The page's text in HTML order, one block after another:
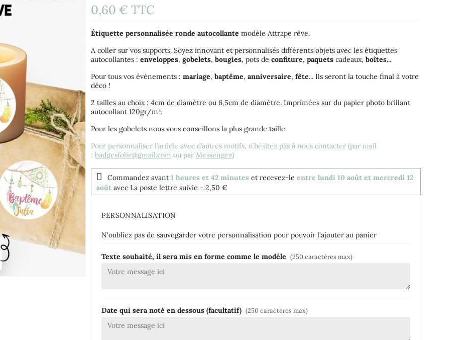
0,60 €TTC
Étiquettepersonnaliséeronde autocollante modèle Attrape rêve.
A coller sur vos supports. Soyez innovant et personnalisés différents objets avec les étiquettes
autocollantes :enveloppes,gobelets,bougies, pots deconfiture,paquets cadeaux,boîtes...
Pour tous vos événements :mariage,baptême,anniversaire,fête... Ils seront la touche final à votre
déco !
2 tailles au choix : 4cm de diamètre ou 6,5cm de diamètre. Imprimées sur du papier photo brillant
autocollant 120gr/m².
Pour les gobelets nous vous conseillons la plus grande taille.
Pour personnaliser l’article avec d’autres motifs, n’hésitez pas à nous contacter (par mail
:badgesfolie@gmail.com ou par Messenger)
Commandez avant1 heures et 42 minutes et recevez-leentre lundi 10 août et mercredi 12
août avec La poste lettre suivie - 2,50 €
PERSONNALISATION
N'oubliez pas de sauvegarder votre personnalisation pour pouvoir l'ajouter au panier
Texte souhaité, il sera mis en forme comme le modéle (250 caractères max)
Date qui sera noté en dessous (facultatif) (250 caractères max)